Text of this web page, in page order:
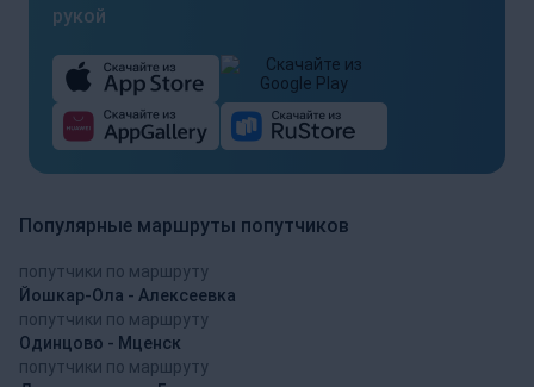
рукой
Популярные маршруты попутчиков
попутчики по маршруту
Йошкар-Ола - Алексеевка
попутчики по маршруту
Одинцово - Мценск
попутчики по маршруту